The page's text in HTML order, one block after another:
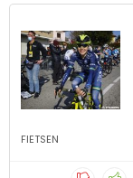
FIETSEN